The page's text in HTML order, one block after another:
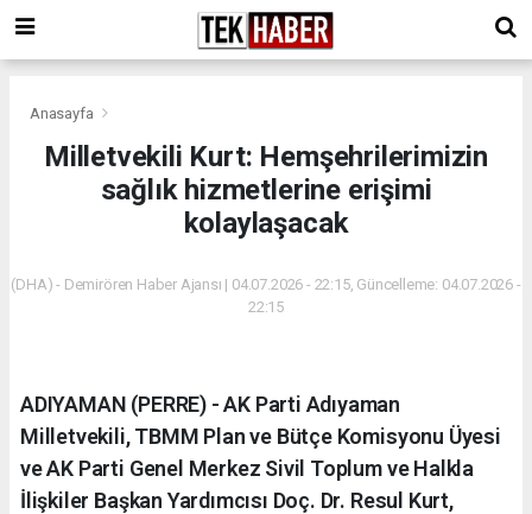
Anasayfa
Milletvekili Kurt: Hemşehrilerimizin
sağlık hizmetlerine erişimi
kolaylaşacak
(DHA) - Demirören Haber Ajansı | 04.07.2026 - 22:15, Güncelleme: 04.07.2026 -
22:15
ADIYAMAN (PERRE) - AK Parti Adıyaman
Milletvekili, TBMM Plan ve Bütçe Komisyonu Üyesi
ve AK Parti Genel Merkez Sivil Toplum ve Halkla
İlişkiler Başkan Yardımcısı Doç. Dr. Resul Kurt,